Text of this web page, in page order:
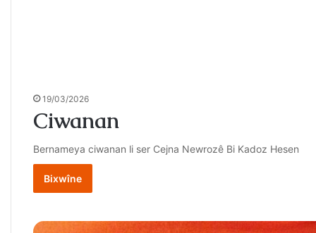
19/03/2026
Ciwanan
Bernameya ciwanan li ser Cejna Newrozê Bi Kadoz Hesen
Bixwîne